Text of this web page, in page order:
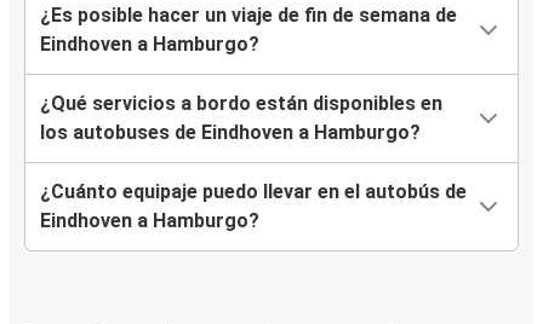
¿Es posible hacer un viaje de fin de semana de
Eindhoven a Hamburgo?
¿Qué servicios a bordo están disponibles en
los autobuses de Eindhoven a Hamburgo?
¿Cuánto equipaje puedo llevar en el autobús de
Eindhoven a Hamburgo?